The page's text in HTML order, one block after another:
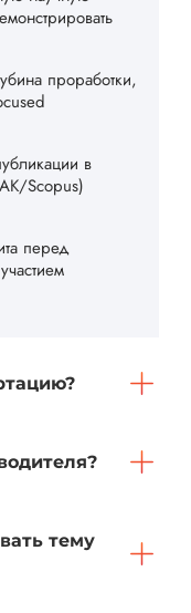
проработки,
в
Scopus)
перед
тему